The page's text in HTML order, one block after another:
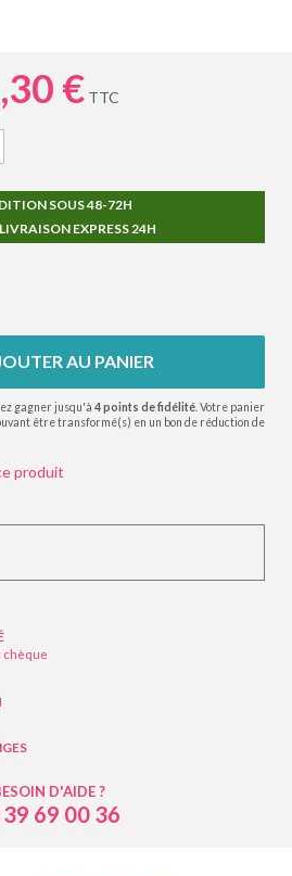
€ TTC
SOUS 48-72H
EXPRESS 24H
AU PANIER
gagner jusqu'à 4points de fidélité . Votre panier
être transformé(s) en un bon de réduction de
produit
chèque
D'AIDE ?
69 00 36